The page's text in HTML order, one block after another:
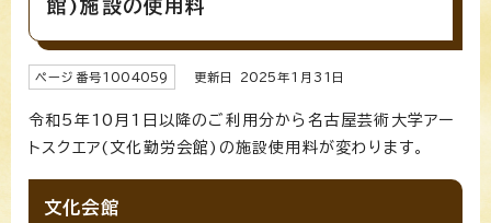
館)施設の使用料
ページ番号1004059 更新日 2025年1月 31 日
令和5年10月1日以降のご利用分から名古屋芸術大学アー
トスクエア(文化勤労会館)の施設使用料が変わります。
文化会館